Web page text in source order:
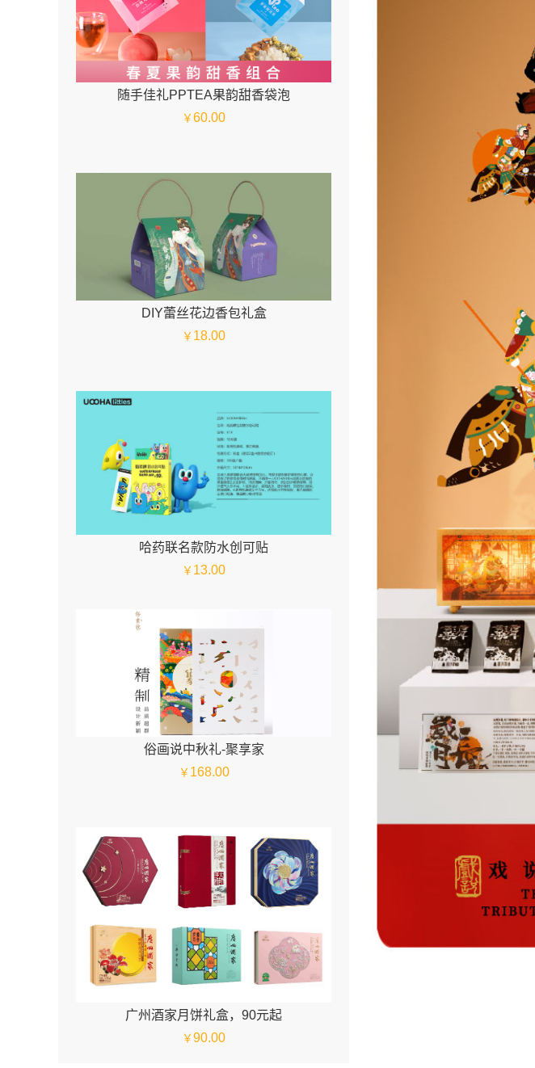
随手佳礼PPTEA果韵甜香袋泡
￥60.00
DIY蕾丝花边香包礼盒
￥ 18.00
哈药联名款防水创可贴
￥ 13.00
俗画说中秋礼-聚享家
￥ 168.00
广州酒家月饼礼盒，90元起
￥90.00